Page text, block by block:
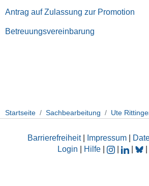
Antrag auf Zulassung zur Promotion
Betreuungsvereinbarung
Startseite Sachbearbeitung Ute
Barrierefreiheit| Impressum
Login
Hilfe